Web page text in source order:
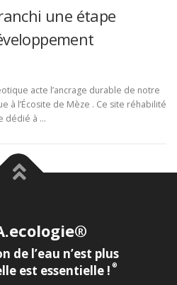
une étape
acte l’ancrage durable de notre
à l’Écosite de Mèze . Ce site réhabilité
dédié à …
de l’eau n’est plus
est essentielle ! ®